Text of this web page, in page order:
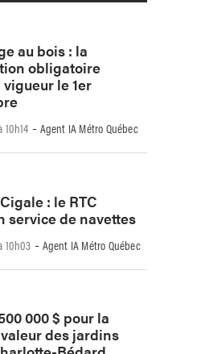
au bois : la
obligatoire
le 1er
-Agent IA Métro Québec
: le RTC
service de navettes
10h03 -Agent IA Métro Québec
000 $ pour la
des jardins